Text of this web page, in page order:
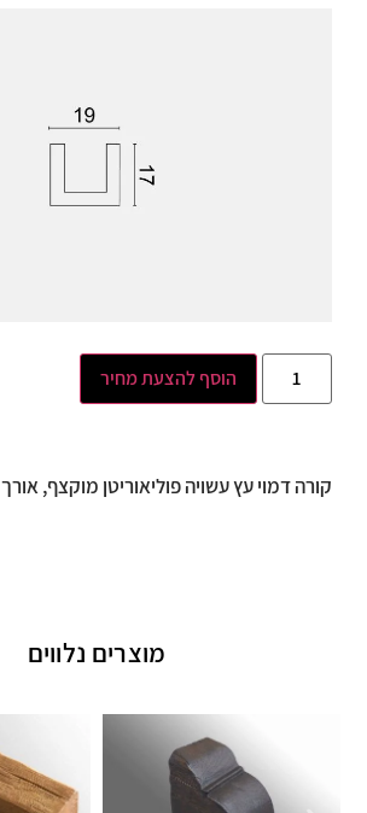
הוסף להצעת מחיר
קורה דמוי עץ עשויה פוליאוריטן מוקצף, אורך 3/ 4 מ׳, צבע לבן
מוצרים נלווים